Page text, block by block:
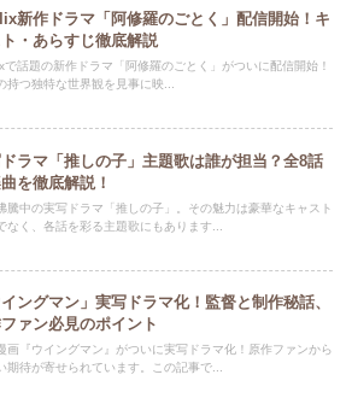
新作ドラマ「阿修羅のごとく」配信開始！キ
ト・あらすじ徹底解説
で話題の新作ドラマ「阿修羅のごとく」がついに配信開始！
持つ独特な世界観を見事に映...
ラマ「推しの子」主題歌は誰が担当？全8話
を徹底解説！
騰中の実写ドラマ「推しの子」。その魅力は豪華なキャスト
なく、各話を彩る主題歌にもあります...
イングマン」実写ドラマ化！監督と制作秘話、
ァン必見のポイント
画『ウイングマン』がついに実写ドラマ化！原作ファンから
期待が寄せられています。この記事で...